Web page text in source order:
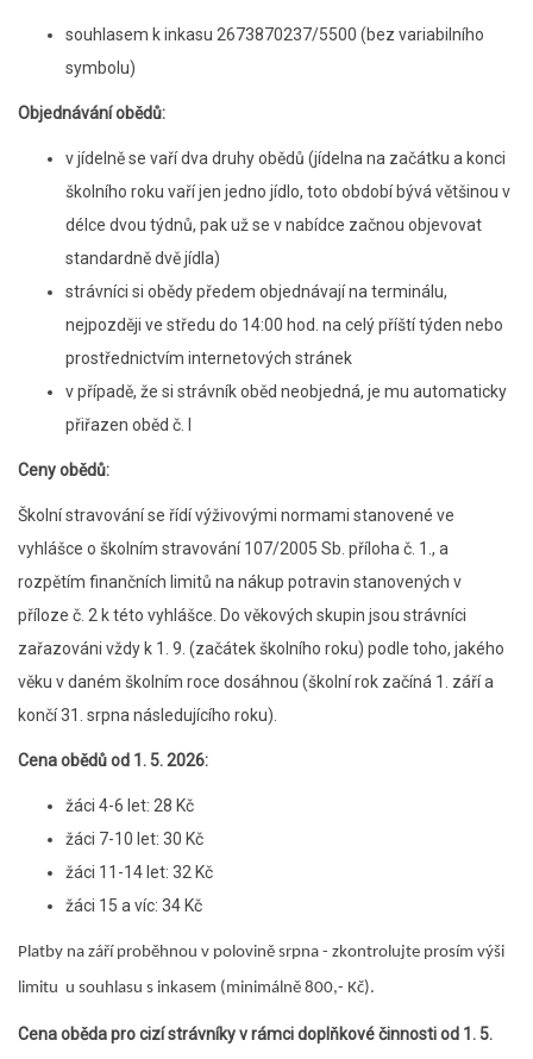
souhlasem k inkasu 2673870237/5500 (bez variabilního
symbolu)
Objednávání obědů:
v jídelně se vaří dva druhy obědů (jídelna na začátku a konci
školního roku vaří jen jedno jídlo, toto období bývá většinou v
délce dvou týdnů, pak už se v nabídce začnou objevovat
standardně dvě jídla)
strávníci si obědy předem objednávají na terminálu,
nejpozději ve středu do 14:00 hod. na celý příští týden nebo
prostřednictvím internetových stránek
v případě, že si strávník oběd neobjedná, je mu automaticky
přiřazen oběd č. I
Ceny obědů:
Školní stravování se řídí výživovými normami stanovené ve
vyhlášce o školním stravování 107/2005 Sb. příloha č. 1., a
rozpětím finančních limitů na nákup potravin stanovených v
příloze č. 2 k této vyhlášce. Do věkových skupin jsou strávníci
zařazováni vždy k 1. 9. (začátek školního roku) podle toho, jakého
věku v daném školním roce dosáhnou (školní rok začíná 1. září a
končí 31. srpna následujícího roku).
Cena obědů od 1. 5. 2026:
žáci 4-6 let: 28 Kč
žáci 7-10 let: 30 Kč
žáci 11-14 let: 32 Kč
žáci 15 a víc: 34 Kč
Platby na září proběhnou v polovině srpna - zkontrolujte prosím výši
limitu u souhlasu s inkasem (minimálně 800,- Kč).
Cena oběda pro cizí strávníky v rámci doplňkové činnosti od 1. 5.